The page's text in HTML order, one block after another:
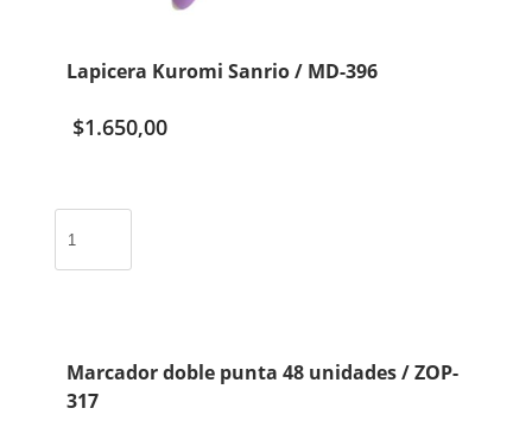
Lapicera Kuromi Sanrio / MD-396
$1.650,00
Kuromi
Sanrio
cantidadMarcador doble punta 48 unidades / ZOP-
317